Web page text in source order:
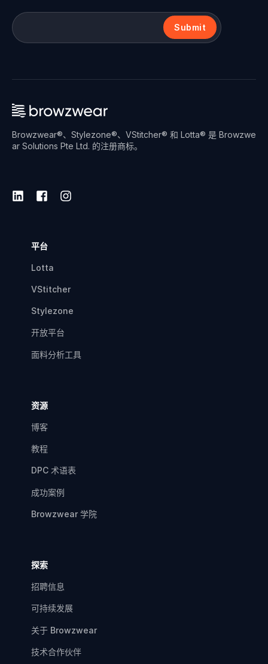
Submit
Browzwear®、Stylezone®、VStitcher® 和 Lotta® 是 Browzwe
ar Solutions Pte Ltd. 的注册商标。
平台
Lotta
VStitcher
Stylezone
开放平台
面料分析工具
资源
博客
教程
DPC 术语表
成功案例
Browzwear 学院
探索
招聘信息
可持续发展
关于 Browzwear
技术合作伙伴